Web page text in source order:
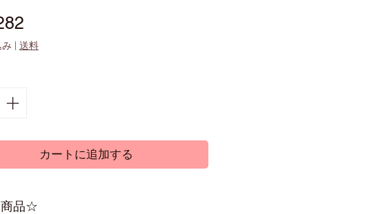
格
| 送料
カートに追加する
品☆